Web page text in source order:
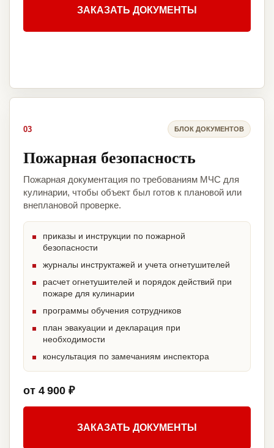
ЗАКАЗАТЬ ДОКУМЕНТЫ
03 БЛОК ДОКУМЕНТОВ
Пожарная безопасность
Пожарная документация по требованиям МЧС для
кулинарии, чтобы объект был готов к плановой или
внеплановой проверке.
приказы и инструкции по пожарной
безопасности
журналы инструктажей и учета огнетушителей
расчет огнетушителей и порядок действий при
пожаре для кулинарии
программы обучения сотрудников
план эвакуации и декларация при
необходимости
консультация по замечаниям инспектора
от 4 900 ₽
ЗАКАЗАТЬ ДОКУМЕНТЫ